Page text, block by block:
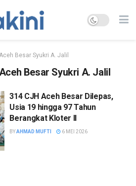
Besar Syukri A. Jalil
Besar Syukri A. Jalil
314 CJH Aceh Besar Dilepas,
Usia 19 hingga 97 Tahun
Berangkat Kloter II
BYAHMAD MUFTI 6 MEI 2026